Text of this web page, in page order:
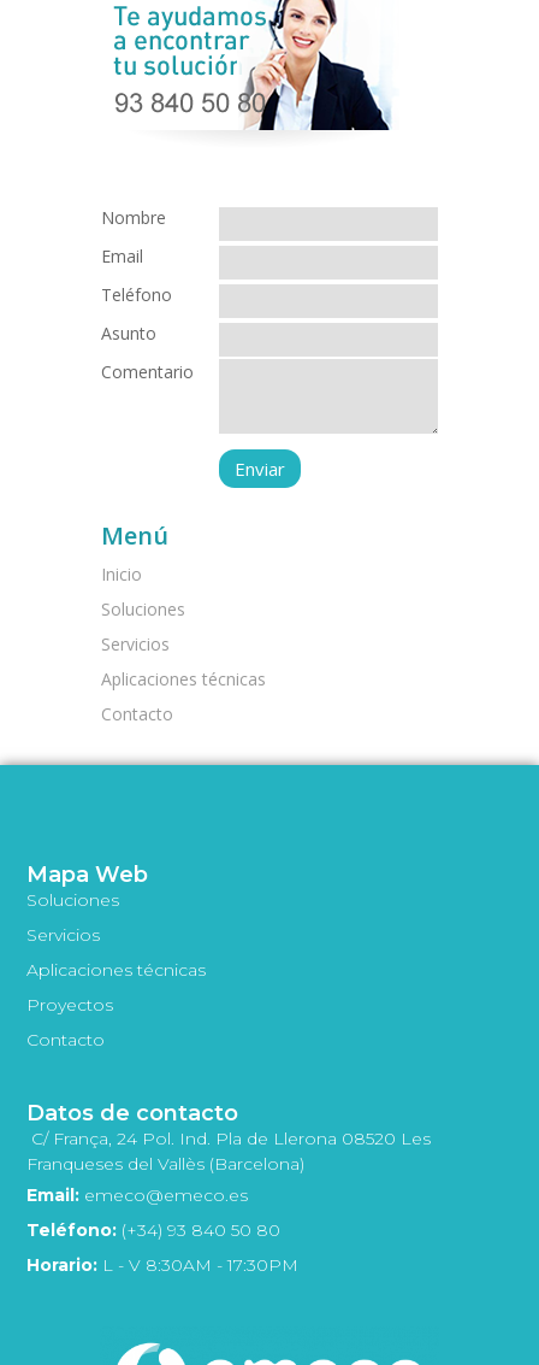
Nombre
Email
Teléfono
Asunto
Comentario
Menú
Inicio
Soluciones
Servicios
Aplicaciones técnicas
Contacto
Mapa Web
Soluciones
Servicios
Aplicaciones técnicas
Proyectos
Contacto
Datos de contacto
C/ França, 24 Pol. Ind. Pla de Llerona 08520 Les
Franqueses del Vallès (Barcelona)
Email: emeco@emeco.es
Teléfono: (+34) 93 840 50 80
Horario: L - V 8:30AM - 17:30PM